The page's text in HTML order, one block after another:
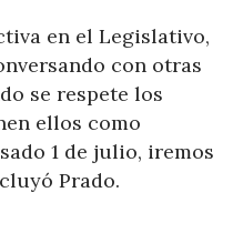
en el Legislativo,
con otras
se respete los
ellos como
1 de julio, iremos
Prado.